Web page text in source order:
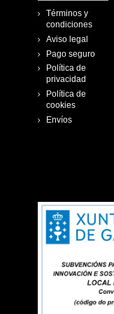
Términos y
condiciones
Aviso legal
Pago seguro
Política de
privacidad
Política de
cookies
Envíos